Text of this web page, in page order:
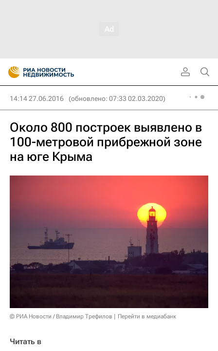
14:14 27.06.2016 (обновлено: 07:33 02.03.2020)
Около 800 построек выявлено в
100-метровой прибрежной зоне
на юге Крыма
© РИА Новости / Владимир Трефилов Перейти в медиабанк
Читать в